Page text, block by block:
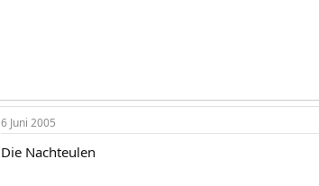
6 Juni 2005
Die Nachteulen